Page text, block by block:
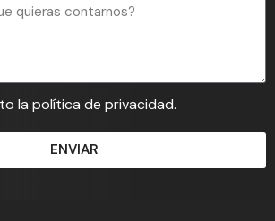
la política de privacidad.
ENVIAR